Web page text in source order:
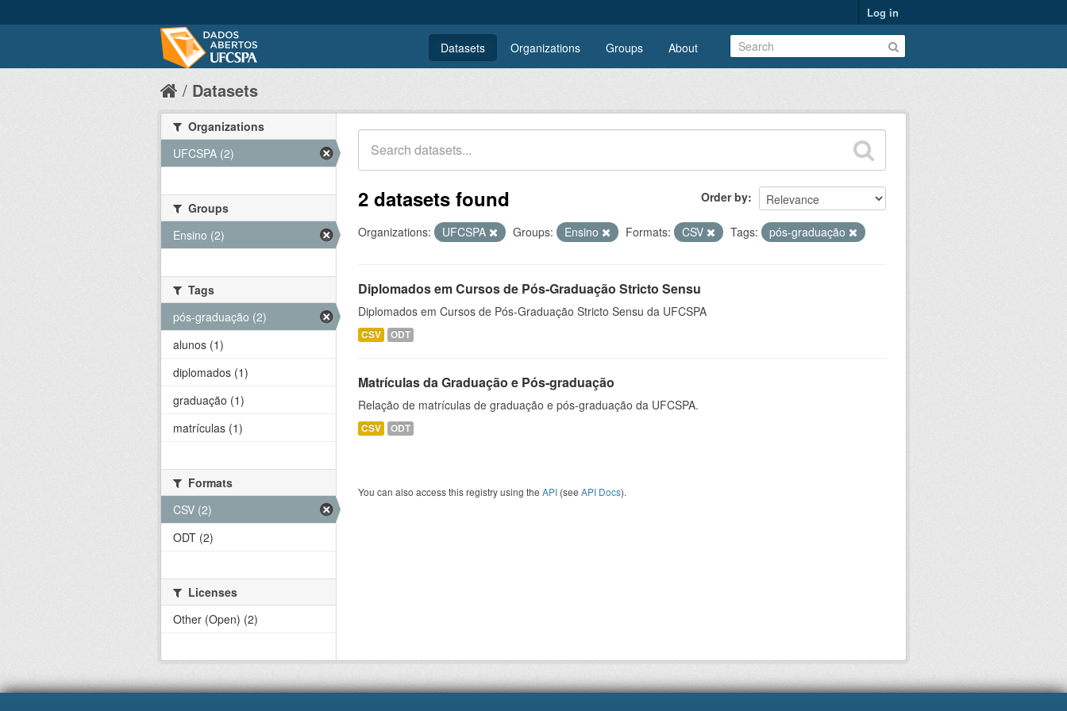
Log in
Datasets Organizations Groups About
Datasets
Order by
2 datasets found
Organizations: UFCSPA Groups: Ensino Formats: CSV Tags: pós-graduação
Diplomados em Cursos de Pós-Graduação Stricto Sensu
Diplomados em Cursos de Pós-Graduação Stricto Sensu da UFCSPA
CSV ODT
Matrículas da Graduação e Pós-graduação
Relação de matrículas de graduação e pós-graduação da UFCSPA.
CSV ODT
You can also access this registry using the API (see API Docs).
Organizations
UFCSPA (2)
Groups
Ensino (2)
Tags
pós-graduação (2)
alunos (1)
diplomados (1)
graduação (1)
matrículas (1)
Formats
CSV (2)
ODT (2)
Licenses
Other (Open) (2)